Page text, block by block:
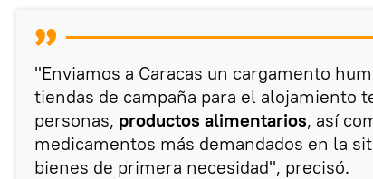
"Enviamos a Caracas un cargamento
tiendas de campaña para el alojamiento
personas, productos alimentarios, así
medicamentos más demandados en la
bienes de primera necesidad", precisó.